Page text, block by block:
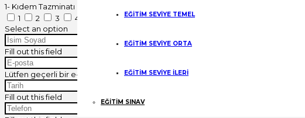
EĞİTİM SEVİYE TEMEL
EĞİTİM SEVİYE ORTA
EĞİTİM SEVİYE İLERİ
EĞİTİM SINAV
1- Kıdem Tazminatı Zamanaşımı Süresi Nedir?
1
2 3 4
Select an option
Fill out this field
Lütfen geçerli bir e-posta adresi yazın.
Fill out this field